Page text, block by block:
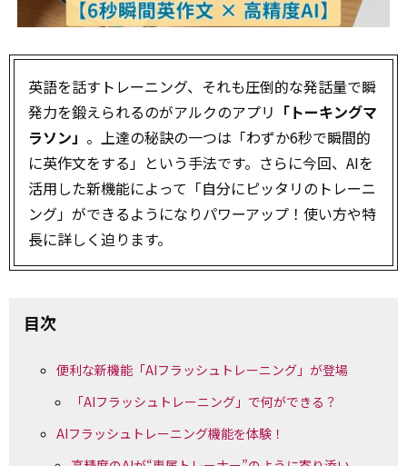
英語を話すトレーニング、それも圧倒的な発話量で瞬
発力を鍛えられるのがアルクのアプリ 「トーキングマ
ラソン」 。上達の秘訣の一つは「わずか6秒で瞬間的
に英作文をする」という手法です。さらに今回、AIを
活用した新機能によって「自分にピッタリのトレーニ
ング」ができるようになりパワーアップ！使い方や特
長に詳しく迫ります。
目次
便利な新機能「AIフラッシュトレーニング」が登場
「AIフラッシュトレーニング」で何ができる？
AIフラッシュトレーニング機能を体験！